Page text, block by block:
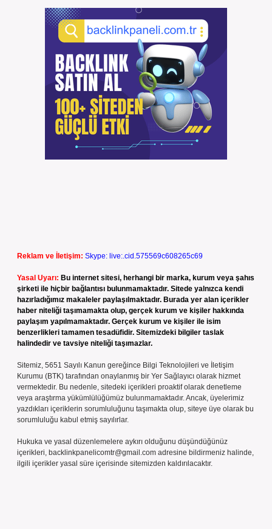
Reklam ve İletişim: Skype: live:.cid.575569c608265c69
Yasal Uyarı: Bu internet sitesi, herhangi bir marka, kurum veya şahıs
şirketi ile hiçbir bağlantısı bulunmamaktadır. Sitede yalnızca kendi
hazırladığımız makaleler paylaşılmaktadır. Burada yer alan içerikler
haber niteliği taşımamakta olup, gerçek kurum ve kişiler hakkında
paylaşım yapılmamaktadır. Gerçek kurum ve kişiler ile isim
benzerlikleri tamamen tesadüfidir. Sitemizdeki bilgiler taslak
halindedir ve tavsiye niteliği taşımazlar.
Sitemiz, 5651 Sayılı Kanun gereğince Bilgi Teknolojileri ve İletişim
Kurumu (BTK) tarafından onaylanmış bir Yer Sağlayıcı olarak hizmet
vermektedir. Bu nedenle, sitedeki içerikleri proaktif olarak denetleme
veya araştırma yükümlülüğümüz bulunmamaktadır. Ancak, üyelerimiz
yazdıkları içeriklerin sorumluluğunu taşımakta olup, siteye üye olarak bu
sorumluluğu kabul etmiş sayılırlar.
Hukuka ve yasal düzenlemelere aykırı olduğunu düşündüğünüz
içerikleri, backlinkpanelicomtr@gmail.com adresine bildirmeniz halinde,
ilgili içerikler yasal süre içerisinde sitemizden kaldırılacaktır.